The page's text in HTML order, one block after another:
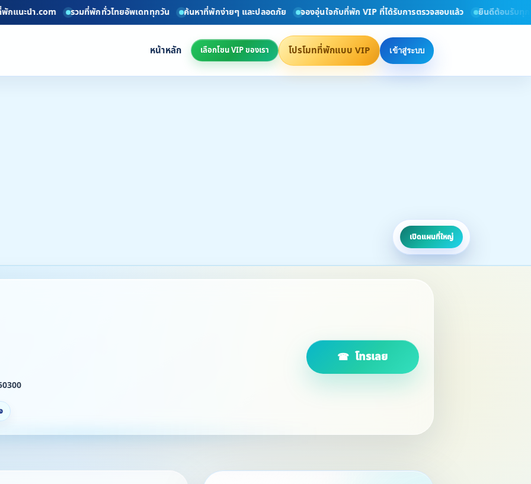
.com รวมที่พักทั่วไทยอัพเดททุกวัน ค้นหาที่พักง่ายๆ และปลอดภัย จองอุ่นใจกับที่พัก VIP ที่ได้รับการตรวจสอบแล้ว ยินดีต้อนรับทุกท่าน สู่เว็
หน้าหลัก เลือกโซน VIP ของเรา โปรโมทที่พักแบบ VIP เข้าสู่ระบบ
เปิดแผนที่ใหญ่
โทรเลย